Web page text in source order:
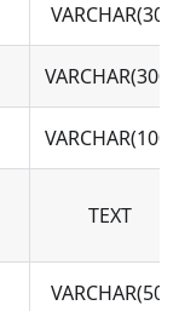
VARCHAR(30)
VARCHAR(300)
VARCHAR(100)
TEXT
VARCHAR(50)